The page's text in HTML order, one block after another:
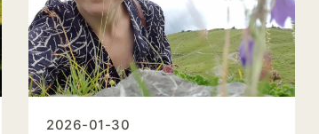
2026-01-30